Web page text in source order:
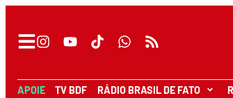
APOIE TV BDF RÁDIO BRASIL DE FATO